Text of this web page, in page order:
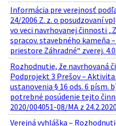
Informácia pre verejnosť podľa
24/2006 Z. z. o posudzovaní
vo veci navrhovanej činnosti
spracov. stavebného kameňa
priestore Záhradné“ zverej.
Rozhodnutie, že navrhovaná
Podprojekt 3 Prešov –
ustanovenia § 16 ods. 6 písm.
potrebné posúdenie tejto
2020/004051-08/MA z
Verejná vyhláška –